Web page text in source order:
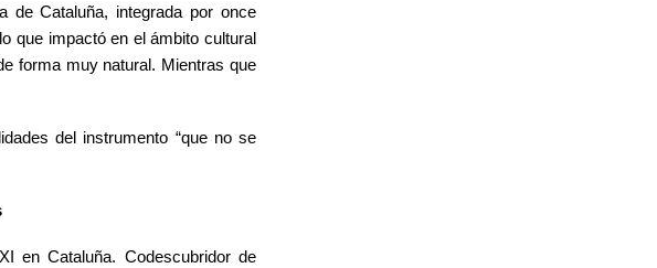
de Cataluña, integrada por once
que impactó en el ámbito cultural
forma muy natural. Mientras que
del instrumento “que no se
en Cataluña. Codescubridor de